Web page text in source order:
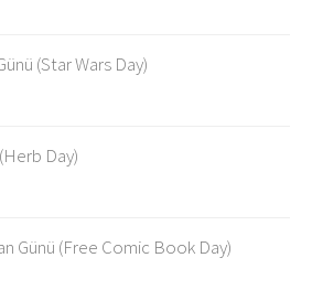
(Star Wars Day)
Day)
Günü (Free Comic Book Day)